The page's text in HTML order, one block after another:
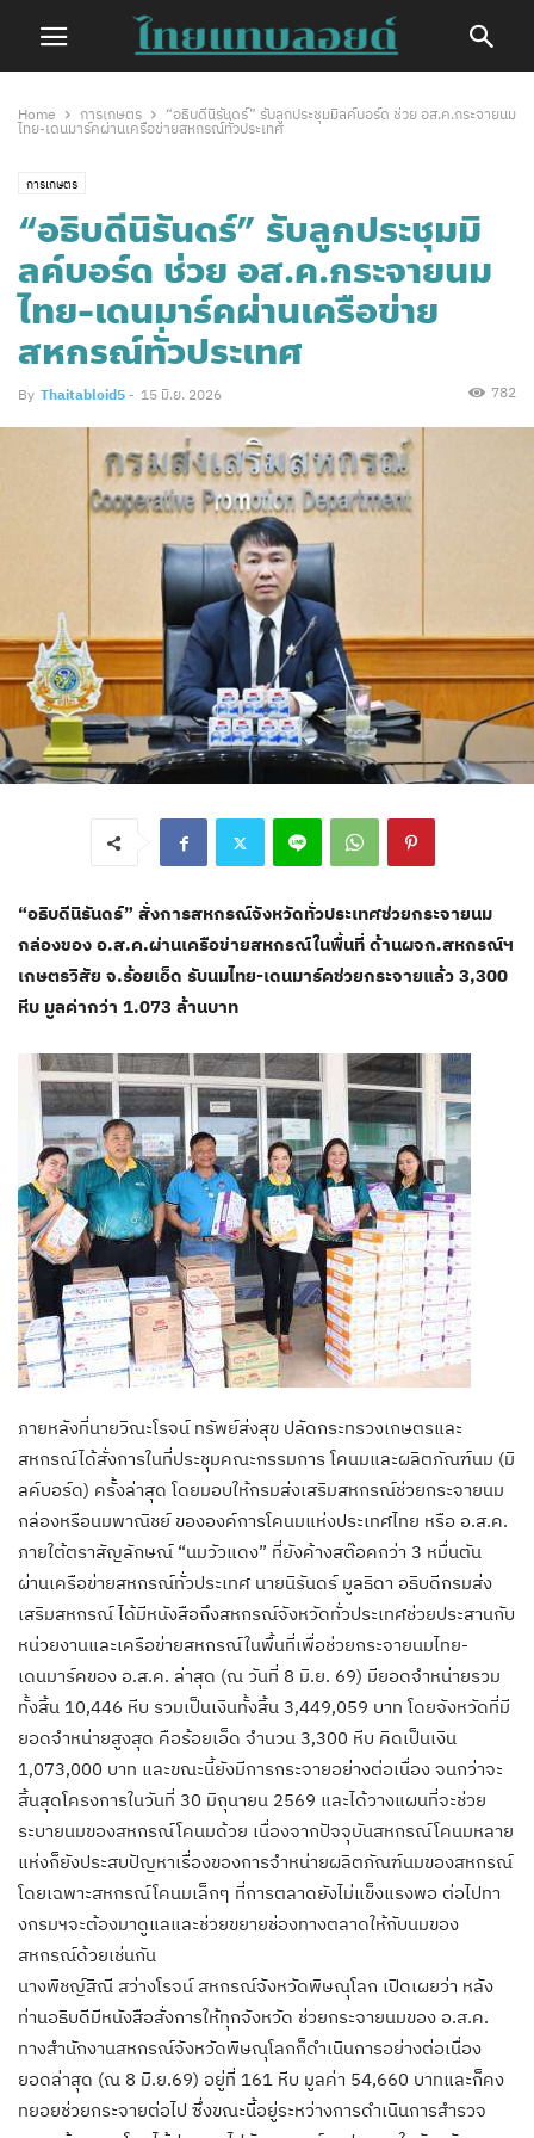
Home การเกษตร
“อธิบดีนิรันดร์” รับลูกประชุมมิลค์บอร์ด ช่วย อส.ค.กระจายนม
ไทย-เดนมาร์คผ่านเครือข่ายสหกรณ์ทั่วประเทศ
การเกษตร
“อธิบดีนิรันดร์” รับลูกประชุมมิ
ลค์บอร์ด ช่วย อส.ค.กระจายนม
ไทย-เดนมาร์คผ่านเครือข่าย
สหกรณ์ทั่วประเทศ
By Thaitabloid5 - 15 มิ.ย. 2026 782
“อธิบดีนิรันดร์” สั่งการสหกรณ์จังหวัดทั่วประเทศช่วยกระจายนม
กล่องของ อ.ส.ค.ผ่านเครือข่ายสหกรณ์ในพื้นที่ ด้านผจก.สหกรณ์ฯ
เกษตรวิสัย จ.ร้อยเอ็ด รับนมไทย-เดนมาร์คช่วยกระจายแล้ว 3,300
หีบ มูลค่ากว่า 1.073 ล้านบาท
ภายหลังที่นายวิณะโรจน์ ทรัพย์ส่งสุข ปลัดกระทรวงเกษตรและ
สหกรณ์ได้สั่งการในที่ประชุมคณะกรรมการ โคนมและผลิตภัณฑ์นม (มิ
ลค์บอร์ด) ครั้งล่าสุด โดยมอบให้กรมส่งเสริมสหกรณ์ช่วยกระจายนม
กล่องหรือนมพาณิชย์ ขององค์การโคนมแห่งประเทศไทย หรือ อ.ส.ค.
ภายใต้ตราสัญลักษณ์ “นมวัวแดง” ที่ยังค้างสต๊อคกว่า 3 หมื่นตัน
ผ่านเครือข่ายสหกรณ์ทั่วประเทศ นายนิรันดร์ มูลธิดา อธิบดีกรมส่ง
เสริมสหกรณ์ ได้มีหนังสือถึงสหกรณ์จังหวัดทั่วประเทศช่วยประสานกับ
หน่วยงานและเครือข่ายสหกรณ์ในพื้นที่เพื่อช่วยกระจายนมไทย-
เดนมาร์คของ อ.ส.ค. ล่าสุด (ณ วันที่ 8 มิ.ย. 69) มียอดจำหน่ายรวม
ทั้งสิ้น 10,446 หีบ รวมเป็นเงินทั้งสิ้น 3,449,059 บาท โดยจังหวัดที่มี
ยอดจำหน่ายสูงสุด คือร้อยเอ็ด จำนวน 3,300 หีบ คิดเป็นเงิน
1,073,000 บาท และขณะนี้ยังมีการกระจายอย่างต่อเนื่อง จนกว่าจะ
สิ้นสุดโครงการในวันที่ 30 มิถุนายน 2569 และได้วางแผนที่จะช่วย
ระบายนมของสหกรณ์โคนมด้วย เนื่องจากปัจจุบันสหกรณ์โคนมหลาย
แห่งก็ยังประสบปัญหาเรื่องของการจำหน่ายผลิตภัณฑ์นมของสหกรณ์
โดยเฉพาะสหกรณ์โคนมเล็กๆ ที่การตลาดยังไม่แข็งแรงพอ ต่อไปทา
งกรมฯจะต้องมาดูแลและช่วยขยายช่องทางตลาดให้กับนมของ
สหกรณ์ด้วยเช่นกัน
นางพิชญ์สิณี สว่างโรจน์ สหกรณ์จังหวัดพิษณุโลก เปิดเผยว่า หลัง
ท่านอธิบดีมีหนังสือสั่งการให้ทุกจังหวัด ช่วยกระจายนมของ อ.ส.ค.
ทางสำนักงานสหกรณ์จังหวัดพิษณุโลกก็ดำเนินการอย่างต่อเนื่อง
ยอดล่าสุด (ณ 8 มิ.ย.69) อยู่ที่ 161 หีบ มูลค่า 54,660 บาทและก็คง
ทยอยช่วยกระจายต่อไป ซึ่งขณะนี้อยู่ระหว่างการดำเนินการสำรวจ